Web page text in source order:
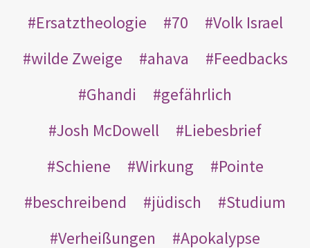
Ersatztheologie
70
Volk Israel
wilde Zweige
ahava
Feedbacks
Ghandi
gefährlich
Josh McDowell
Liebesbrief
Schiene
Wirkung
Pointe
beschreibend
jüdisch
Studium
Verheißungen
Apokalypse